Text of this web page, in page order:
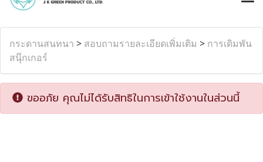
กระดานสนทนา > สอบถามรายละเอียดเพิ่มเติม > การเดิมพัน
สนุ๊กเกอร์
ขออภัย คุณไม่ได้รับสิทธิในการเข้าใช้งานในส่วนนี้